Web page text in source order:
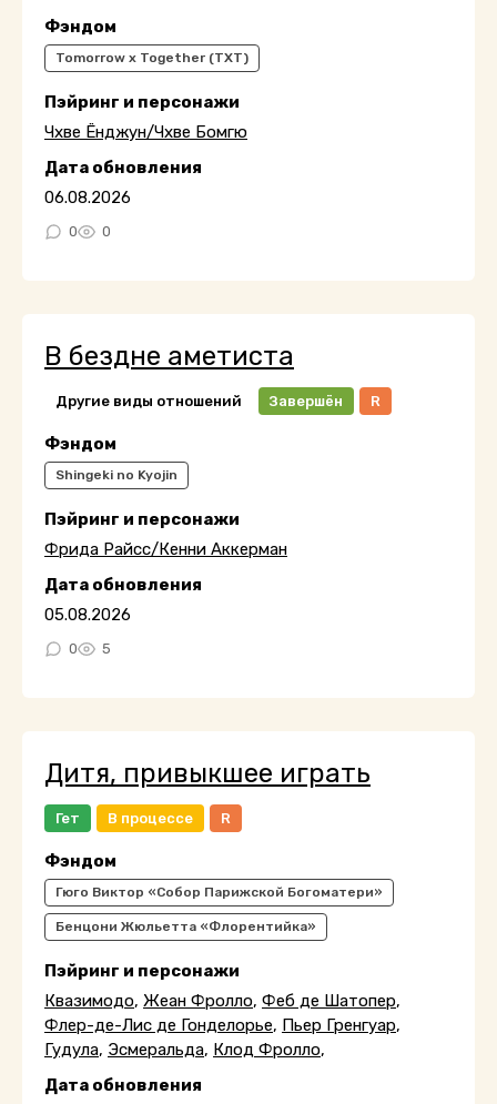
Фэндом
Tomorrow x Together (TXT)
Пэйринг и персонажи
Чхве Ёнджун/Чхве Бомгю
Дата обновления
06.08.2026
0 0
В бездне аметиста
Другие виды отношений Завершён R
Фэндом
Shingeki no Kyojin
Пэйринг и персонажи
Фрида Райсс/Кенни Аккерман
Дата обновления
05.08.2026
0 5
Дитя, привыкшее играть
Гет В процессе R
Фэндом
Гюго Виктор «Собор Парижской Богоматери»
Бенцони Жюльетта «Флорентийка»
Пэйринг и персонажи
Квазимодо, Жеан Фролло, Феб де Шатопер,
Флер-де-Лис де Гонделорье, Пьер Гренгуар,
Гудула, Эсмеральда, Клод Фролло,
Дата обновления